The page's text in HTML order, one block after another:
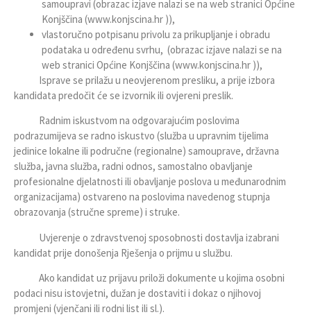
samoupravi (obrazac izjave nalazi se na web stranici Općine
Konjščina (www.konjscina.hr )),
vlastoručno potpisanu privolu za prikupljanje i obradu
podataka u određenu svrhu, (obrazac izjave nalazi se na
web stranici Općine Konjščina (www.konjscina.hr )),
Isprave se prilažu u neovjerenom presliku, a prije izbora
kandidata predočit će se izvornik ili ovjereni preslik.
Radnim iskustvom na odgovarajućim poslovima
podrazumijeva se radno iskustvo (služba u upravnim tijelima
jedinice lokalne ili područne (regionalne) samouprave, državna
služba, javna služba, radni odnos, samostalno obavljanje
profesionalne djelatnosti ili obavljanje poslova u međunarodnim
organizacijama) ostvareno na poslovima navedenog stupnja
obrazovanja (stručne spreme) i struke.
Uvjerenje o zdravstvenoj sposobnosti dostavlja izabrani
kandidat prije donošenja Rješenja o prijmu u službu.
Ako kandidat uz prijavu priloži dokumente u kojima osobni
podaci nisu istovjetni, dužan je dostaviti i dokaz o njihovoj
promjeni (vjenčani ili rodni list ili sl.).